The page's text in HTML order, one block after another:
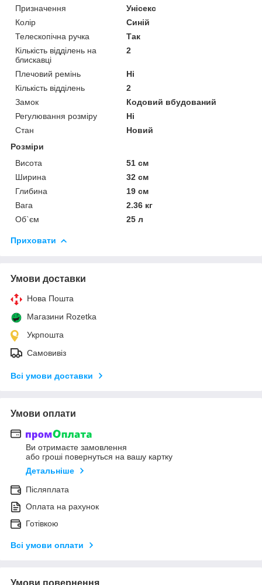
Призначення
Унісекс
Колір
Синій
Телескопічна ручка
Так
Кількість відділень на
блискавці
2
Плечовий ремінь
Ні
Кількість відділень
2
Замок
Кодовий вбудований
Регулювання розміру
Ні
Стан
Новий
Розміри
Висота
51 см
Ширина
32 см
Глибина
19 см
Вага
2.36 кг
Об`єм
25 л
Приховати
Умови доставки
Нова Пошта
Магазини Rozetka
Укрпошта
Самовивіз
Всі умови доставки
Умови оплати
Ви отримаєте замовлення
або гроші повернуться на вашу картку
Детальніше
Післяплата
Оплата на рахунок
Готівкою
Всі умови оплати